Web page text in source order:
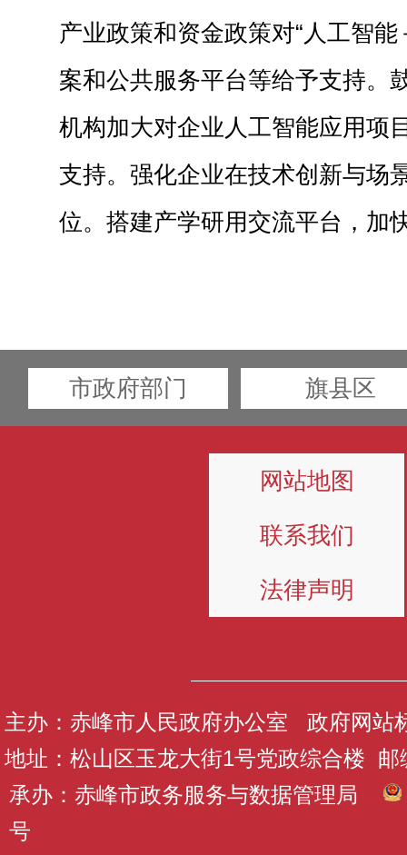
产业政策和资金政策对“人工智
案和公共服务平台等给予支持。
机构加大对企业人工智能应用项
支持。强化企业在技术创新与场
位。搭建产学研用交流平台，加
市政府部门 旗县区
网站地图
联系我们
法律声明
主办：赤峰市人民政府办公室 政府网站
地址：松山区玉龙大街1号党政综合楼 邮
承办：赤峰市政务服务与数据管理局
号